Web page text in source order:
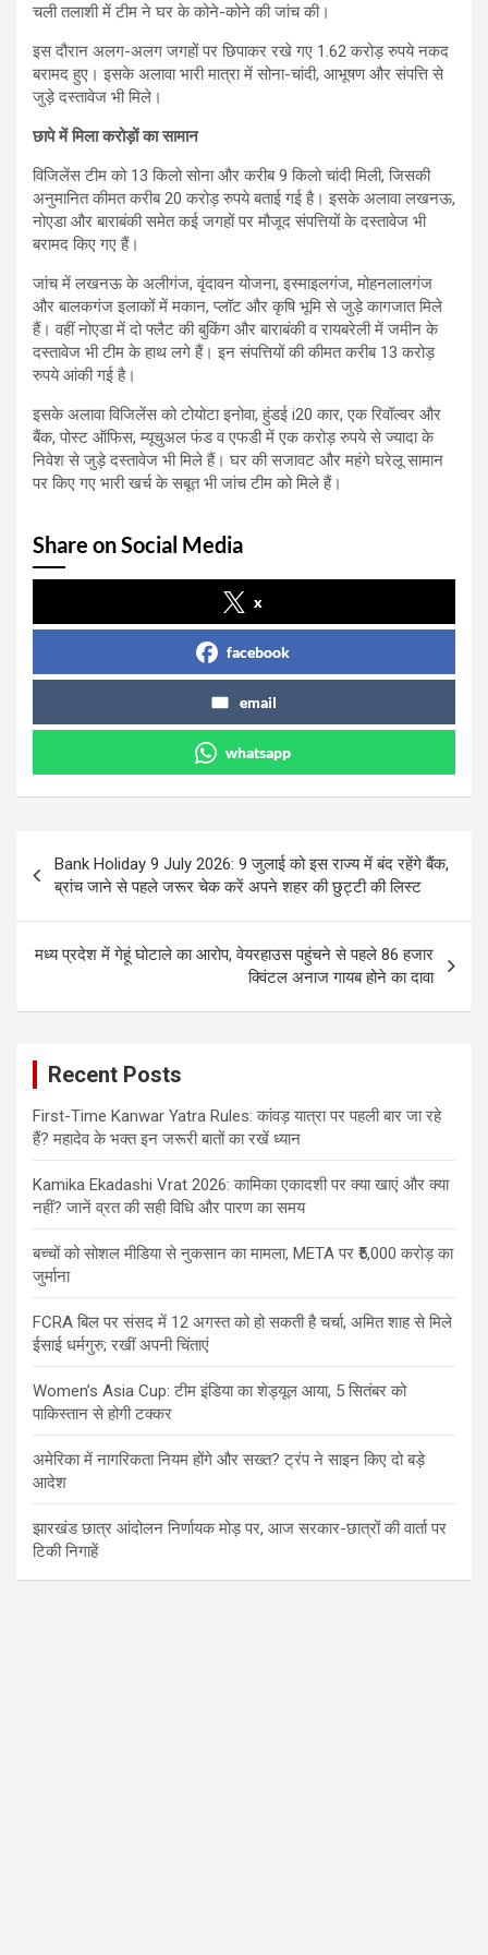
चली तलाशी में टीम ने घर के कोने-कोने की जांच की।
इस दौरान अलग-अलग जगहों पर छिपाकर रखे गए 1.62 करोड़ रुपये नकद
बरामद हुए। इसके अलावा भारी मात्रा में सोना-चांदी, आभूषण और संपत्ति से
जुड़े दस्तावेज भी मिले।
छापे में मिला करोड़ों का सामान
विजिलेंस टीम को 13 किलो सोना और करीब 9 किलो चांदी मिली, जिसकी
अनुमानित कीमत करीब 20 करोड़ रुपये बताई गई है। इसके अलावा लखनऊ,
नोएडा और बाराबंकी समेत कई जगहों पर मौजूद संपत्तियों के दस्तावेज भी
बरामद किए गए हैं।
जांच में लखनऊ के अलीगंज, वृंदावन योजना, इस्माइलगंज, मोहनलालगंज
और बालकगंज इलाकों में मकान, प्लॉट और कृषि भूमि से जुड़े कागजात मिले
हैं। वहीं नोएडा में दो फ्लैट की बुकिंग और बाराबंकी व रायबरेली में जमीन के
दस्तावेज भी टीम के हाथ लगे हैं। इन संपत्तियों की कीमत करीब 13 करोड़
रुपये आंकी गई है।
इसके अलावा विजिलेंस को टोयोटा इनोवा, हुंडई i20 कार, एक रिवॉल्वर और
बैंक, पोस्ट ऑफिस, म्यूचुअल फंड व एफडी में एक करोड़ रुपये से ज्यादा के
निवेश से जुड़े दस्तावेज भी मिले हैं। घर की सजावट और महंगे घरेलू सामान
पर किए गए भारी खर्च के सबूत भी जांच टीम को मिले हैं।
Share on Social Media
x
facebook
email
whatsapp
navigation
Bank Holiday 9 July 2026: 9 जुलाई को इस राज्य में बंद रहेंगे बैंक,
ब्रांच जाने से पहले जरूर चेक करें अपने शहर की छुट्टी की लिस्ट
मध्य प्रदेश में गेहूं घोटाले का आरोप, वेयरहाउस पहुंचने से पहले 86 हजार
क्विंटल अनाज गायब होने का दावा
Recent Posts
First-Time Kanwar Yatra Rules: कांवड़ यात्रा पर पहली बार जा रहे
हैं? महादेव के भक्त इन जरूरी बातों का रखें ध्यान
Kamika Ekadashi Vrat 2026: कामिका एकादशी पर क्या खाएं और क्या
नहीं? जानें व्रत की सही विधि और पारण का समय
बच्चों को सोशल मीडिया से नुकसान का मामला, META पर ₹5,000 करोड़ का
जुर्माना
FCRA बिल पर संसद में 12 अगस्त को हो सकती है चर्चा, अमित शाह से मिले
ईसाई धर्मगुरु; रखीं अपनी चिंताएं
Women’s Asia Cup: टीम इंडिया का शेड्यूल आया, 5 सितंबर को
पाकिस्तान से होगी टक्कर
अमेरिका में नागरिकता नियम होंगे और सख्त? ट्रंप ने साइन किए दो बड़े
आदेश
झारखंड छात्र आंदोलन निर्णायक मोड़ पर, आज सरकार-छात्रों की वार्ता पर
टिकी निगाहें